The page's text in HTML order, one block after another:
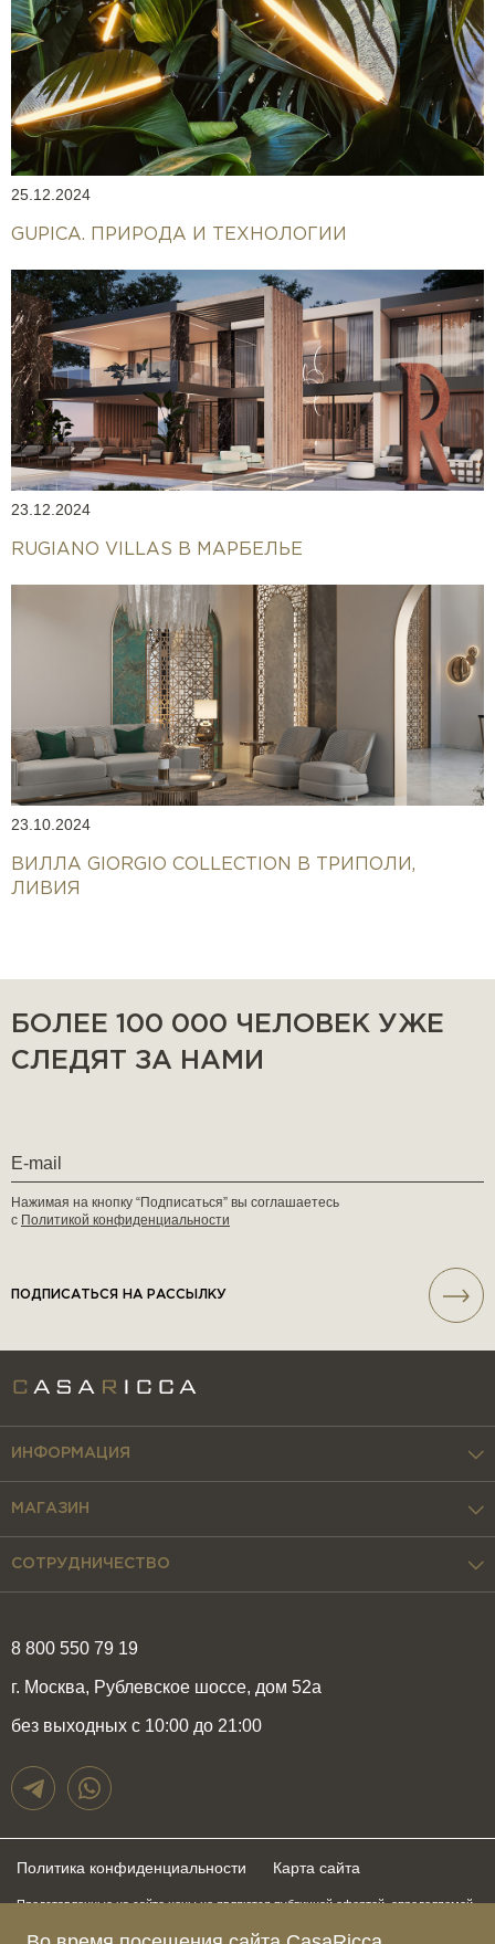
25.12.2024
GUPICA. ПРИРОДА И ТЕХНОЛОГИИ
23.12.2024
RUGIANO VILLAS В МАРБЕЛЬЕ
23.10.2024
ВИЛЛА GIORGIO COLLECTION В ТРИПОЛИ,
ЛИВИЯ
БОЛЕЕ 100 000 ЧЕЛОВЕК УЖЕ
СЛЕДЯТ ЗА НАМИ
Нажимая на кнопку “Подписаться” вы соглашаетесь
с Политикой конфиденциальности
ПОДПИСАТЬСЯ НА РАССЫЛКУ
8 800 550 79 19
г. Москва, Рублевское шоссе, дом 52а
без выходных с 10:00 до 21:00
ИНФОРМАЦИЯ
МАГАЗИН
СОТРУДНИЧЕСТВО
Политика конфиденциальности Карта сайта
Представленные на сайте цены не являются публичной офертой, определяемой
быть изменены в любое время без предупреждения. Для получения актуальной и